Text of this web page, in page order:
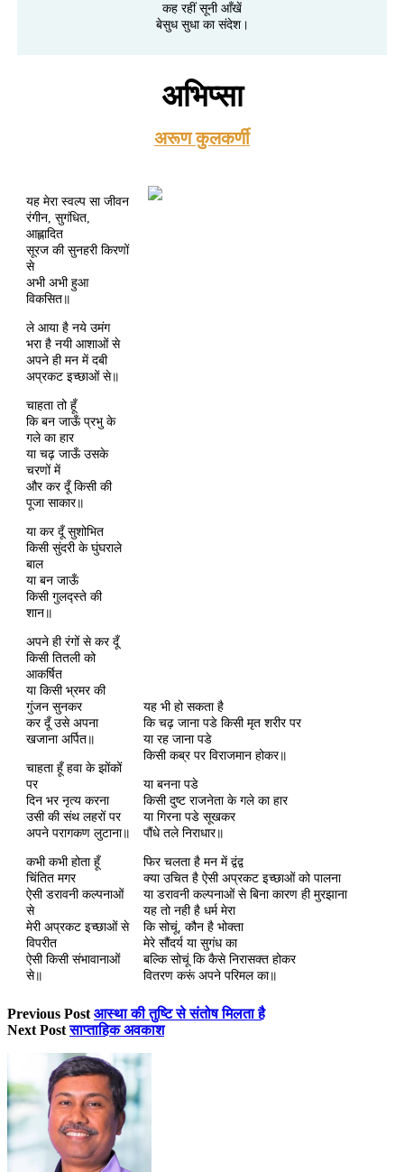
कह रहीं सूनी आँखें
बेसुध सुधा का संदेश।
अभिप्सा
अरूण कुलकर्णी
यह मेरा स्वल्प सा जीवन
रंगीन, सुगंधित,
आह्लादित
सूरज की सुनहरी किरणों
से
अभी अभी हुआ
विकसित॥
ले आया है नये उमंग
भरा है नयी आशाओं से
अपने ही मन में दबी
अप्रकट इच्छाओं से॥
चाहता तो हूँ
कि बन जाऊँ प्रभु के
गले का हार
या चढ़ जाऊँ उसके
चरणों में
और कर दूँ किसी की
पूजा साकार॥
या कर दूँ सुशोभित
किसी सुंदरी के घुंघराले
बाल
या बन जाऊँ
किसी गुलद्स्ते की
शान॥
अपने ही रंगों से कर दूँ
किसी तितली को
आकर्षित
या किसी भ्रमर की
गुंजन सुनकर
कर दूँ उसे अपना
खजाना अर्पित॥
चाहता हूँ हवा के झोंकों
पर
दिन भर नृत्य करना
उसी की संथ लहरों पर
अपने परागकण लुटाना॥
कभी कभी होता हूँ
चिंतित मगर
ऐसी डरावनी कल्पनाओं
से
मेरी अप्रकट इच्छाओं से
विपरीत
ऐसी किसी संभावानाओं
से॥
यह भी हो सकता है
कि चढ़ जाना पडे किसी मृत शरीर पर
या रह जाना पडे
किसी कब्र पर विराजमान होकर॥
या बनना पडे
किसी दुष्ट राजनेता के गले का हार
या गिरना पडे सूखकर
पौंधे तले निराधार॥
फिर चलता है मन में द्वंद्व
क्या उचित है ऐसी अप्रकट इच्छाओं को पालना
या डरावनी कल्पनाओं से बिना कारण ही मुरझाना
यह तो नही है धर्म मेरा
कि सोचूं, कौन है भोक्ता
मेरे सौंदर्य या सुगंध का
बल्कि सोचूं कि कैसे निरासक्त होकर
वितरण करूं अपने परिमल का॥
Previous Post आस्था की तुष्टि से संतोष मिलता है
Next Post साप्ताहिक अवकाश